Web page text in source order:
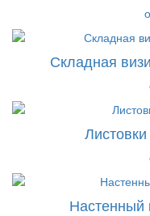
Складная
Настенный